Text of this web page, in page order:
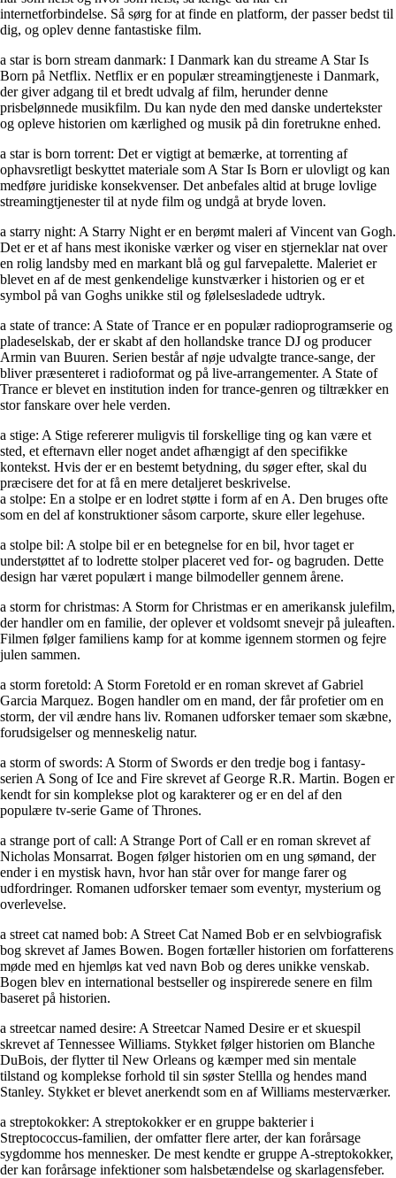
internetforbindelse. Så sørg for at finde en platform, der passer bedst til
dig, og oplev denne fantastiske film.
a star is born stream danmark: I Danmark kan du streame A Star Is
Born på Netflix. Netflix er en populær streamingtjeneste i Danmark,
der giver adgang til et bredt udvalg af film, herunder denne
prisbelønnede musikfilm. Du kan nyde den med danske undertekster
og opleve historien om kærlighed og musik på din foretrukne enhed.
a star is born torrent: Det er vigtigt at bemærke, at torrenting af
ophavsretligt beskyttet materiale som A Star Is Born er ulovligt og kan
medføre juridiske konsekvenser. Det anbefales altid at bruge lovlige
streamingtjenester til at nyde film og undgå at bryde loven.
a starry night: A Starry Night er en berømt maleri af Vincent van Gogh.
Det er et af hans mest ikoniske værker og viser en stjerneklar nat over
en rolig landsby med en markant blå og gul farvepalette. Maleriet er
blevet en af de mest genkendelige kunstværker i historien og er et
symbol på van Goghs unikke stil og følelsesladede udtryk.
a state of trance: A State of Trance er en populær radioprogramserie og
pladeselskab, der er skabt af den hollandske trance DJ og producer
Armin van Buuren. Serien består af nøje udvalgte trance-sange, der
bliver præsenteret i radioformat og på live-arrangementer. A State of
Trance er blevet en institution inden for trance-genren og tiltrækker en
stor fanskare over hele verden.
a stige: A Stige refererer muligvis til forskellige ting og kan være et
sted, et efternavn eller noget andet afhængigt af den specifikke
kontekst. Hvis der er en bestemt betydning, du søger efter, skal du
præcisere det for at få en mere detaljeret beskrivelse.
a stolpe: En a stolpe er en lodret støtte i form af en A. Den bruges ofte
som en del af konstruktioner såsom carporte, skure eller legehuse.
a stolpe bil: A stolpe bil er en betegnelse for en bil, hvor taget er
understøttet af to lodrette stolper placeret ved for- og bagruden. Dette
design har været populært i mange bilmodeller gennem årene.
a storm for christmas: A Storm for Christmas er en amerikansk julefilm,
der handler om en familie, der oplever et voldsomt snevejr på juleaften.
Filmen følger familiens kamp for at komme igennem stormen og fejre
julen sammen.
a storm foretold: A Storm Foretold er en roman skrevet af Gabriel
Garcia Marquez. Bogen handler om en mand, der får profetier om en
storm, der vil ændre hans liv. Romanen udforsker temaer som skæbne,
forudsigelser og menneskelig natur.
a storm of swords: A Storm of Swords er den tredje bog i fantasy-
serien A Song of Ice and Fire skrevet af George R.R. Martin. Bogen er
kendt for sin komplekse plot og karakterer og er en del af den
populære tv-serie Game of Thrones.
a strange port of call: A Strange Port of Call er en roman skrevet af
Nicholas Monsarrat. Bogen følger historien om en ung sømand, der
ender i en mystisk havn, hvor han står over for mange farer og
udfordringer. Romanen udforsker temaer som eventyr, mysterium og
overlevelse.
a street cat named bob: A Street Cat Named Bob er en selvbiografisk
bog skrevet af James Bowen. Bogen fortæller historien om forfatterens
møde med en hjemløs kat ved navn Bob og deres unikke venskab.
Bogen blev en international bestseller og inspirerede senere en film
baseret på historien.
a streetcar named desire: A Streetcar Named Desire er et skuespil
skrevet af Tennessee Williams. Stykket følger historien om Blanche
DuBois, der flytter til New Orleans og kæmper med sin mentale
tilstand og komplekse forhold til sin søster Stellla og hendes mand
Stanley. Stykket er blevet anerkendt som en af ​​Williams mesterværker.
a streptokokker: A streptokokker er en gruppe bakterier i
Streptococcus-familien, der omfatter flere arter, der kan forårsage
sygdomme hos mennesker. De mest kendte er gruppe A-streptokokker,
der kan forårsage infektioner som halsbetændelse og skarlagensfeber.